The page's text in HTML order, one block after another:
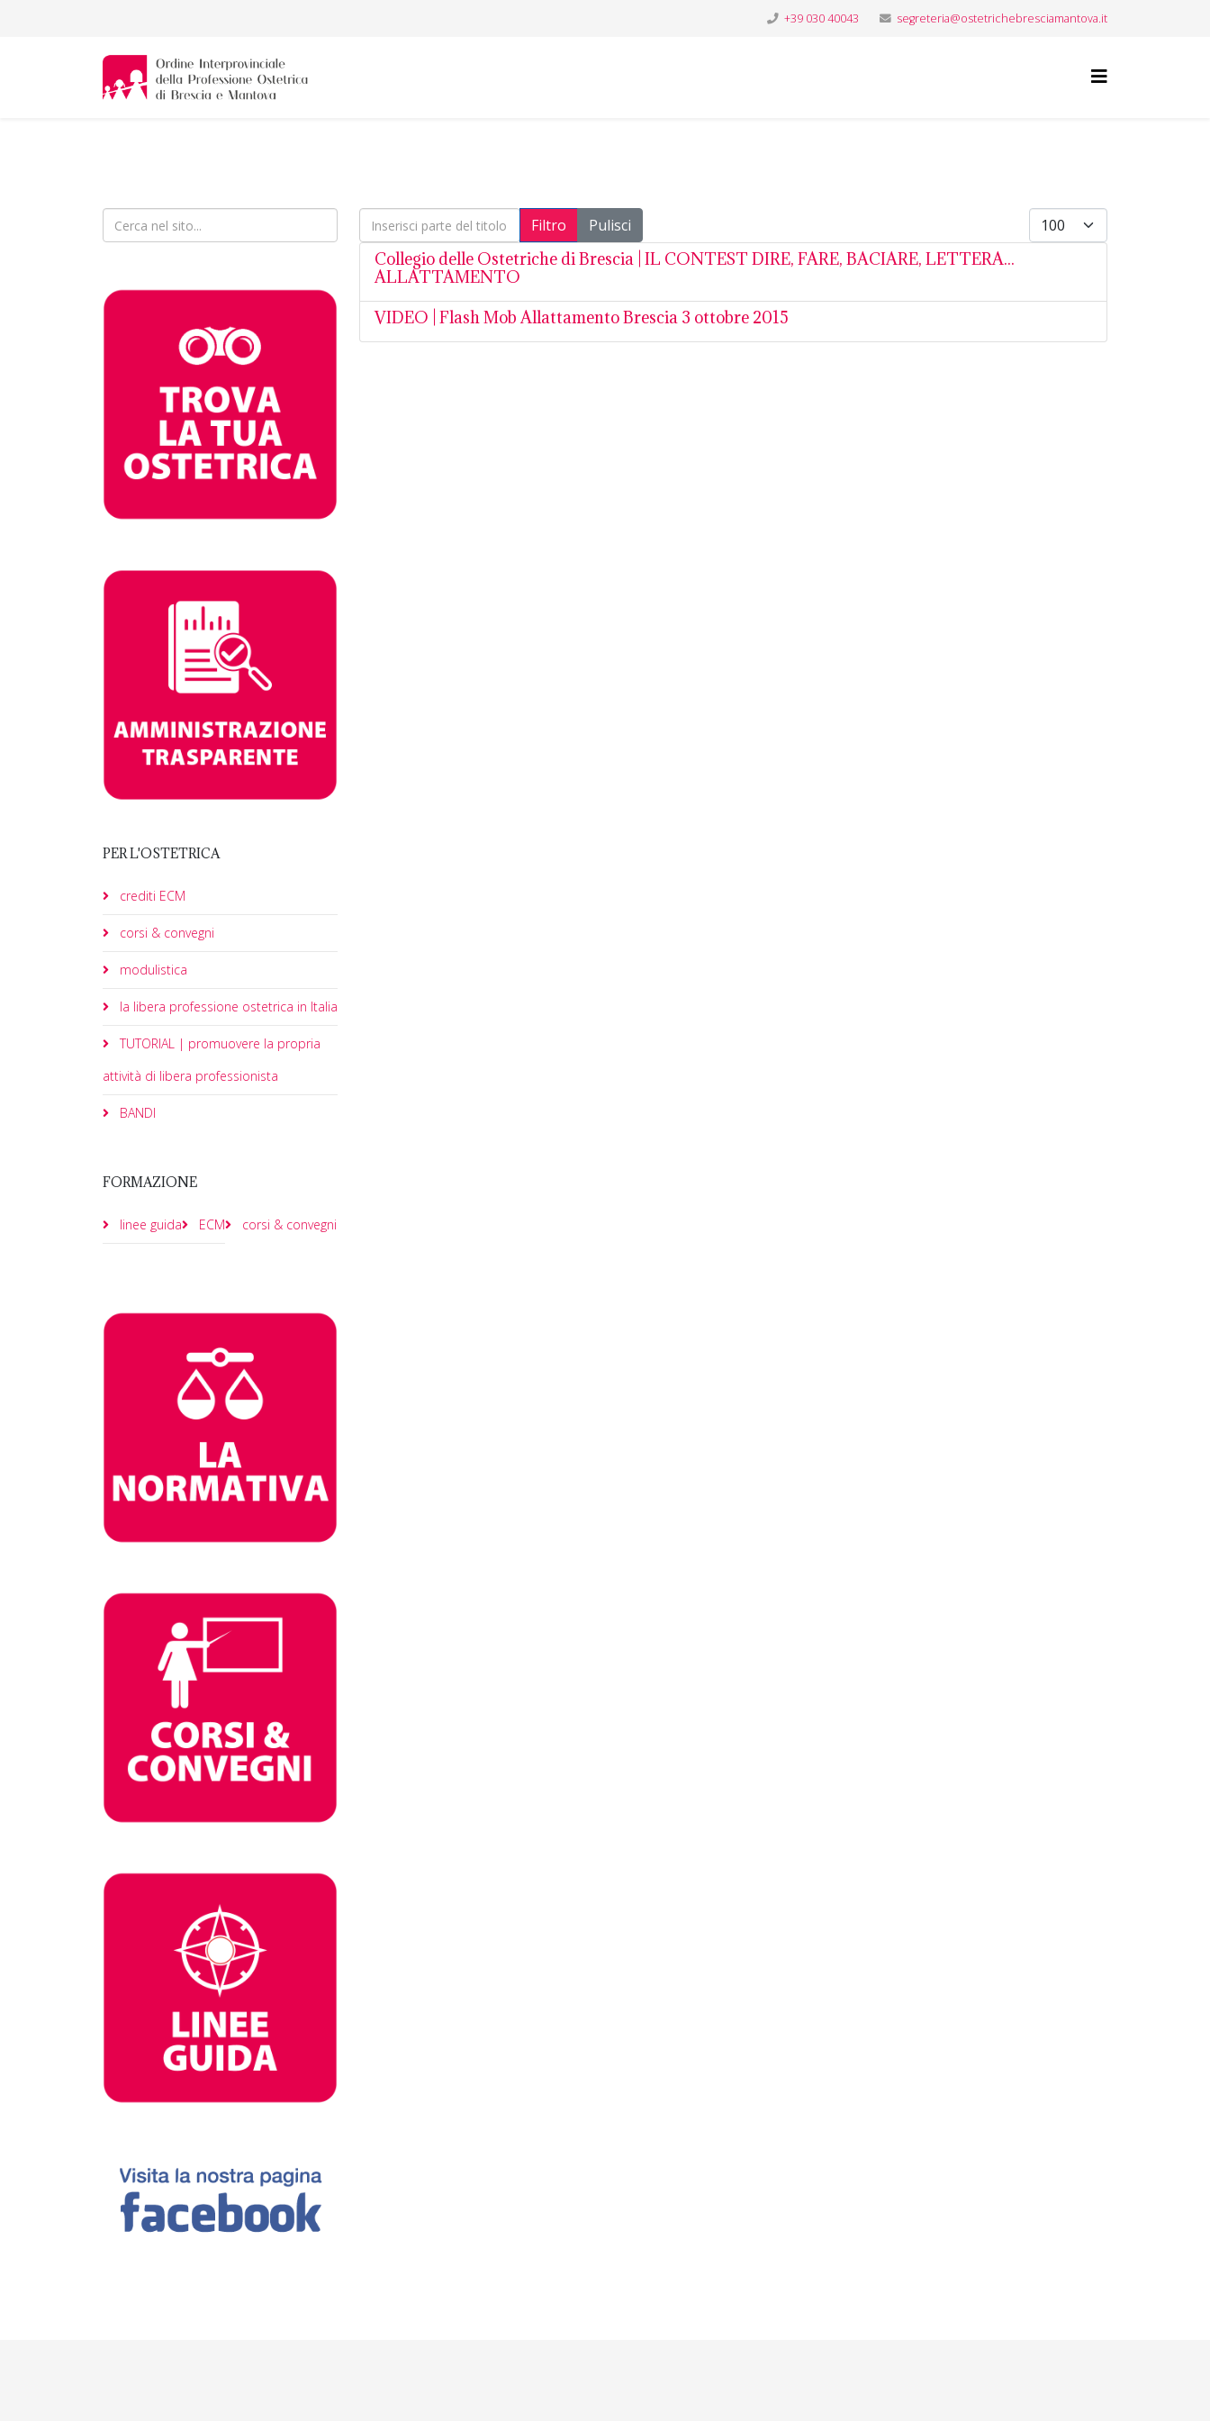
+39 030 40043 segreteria@ostetrichebresciamantova.it
PER L'OSTETRICA
crediti ECM
corsi & convegni
modulistica
la libera professione ostetrica in Italia
TUTORIAL | promuovere la propria
attività di libera professionista
BANDI
FORMAZIONE
linee guida ECM corsi & convegni
Inserisci parte del titolo Filtro Pulisci Visualizza #
Collegio delle Ostetriche di Brescia | IL CONTEST DIRE, FARE, BACIARE, LETTERA...
ALLATTAMENTO
VIDEO | Flash Mob Allattamento Brescia 3 ottobre 2015